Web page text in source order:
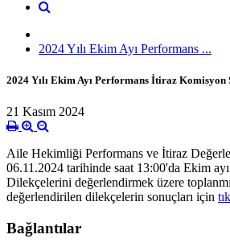
2024 Yılı Ekim Ayı Performans ...
2024 Yılı Ekim Ayı Performans İtiraz Komisyon
21 Kasım 2024
Aile Hekimliği Performans ve İtiraz
06.11.2024 tarihinde saat 13:00'da Ekim
Dilekçelerini değerlendirmek üzere
değerlendirilen dilekçelerin sonuçları için
Bağlantılar